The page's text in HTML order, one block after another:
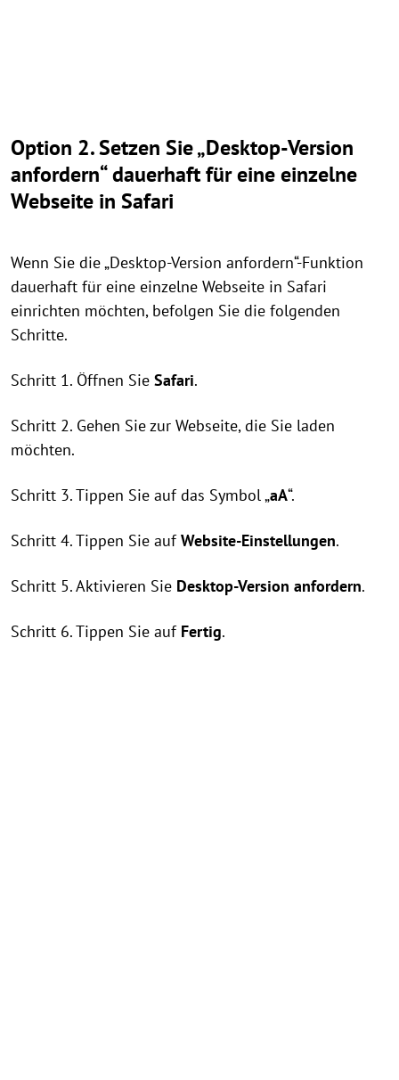
Option 2. Setzen Sie „Desktop-Version
anfordern“ dauerhaft für eine einzelne
Webseite in Safari
Wenn Sie die „Desktop-Version anfordern“-Funktion
dauerhaft für eine einzelne Webseite in Safari
einrichten möchten, befolgen Sie die folgenden
Schritte.
Schritt 1. Öffnen Sie Safari.
Schritt 2. Gehen Sie zur Webseite, die Sie laden
möchten.
Schritt 3. Tippen Sie auf das Symbol „aA“.
Schritt 4. Tippen Sie aufWebsite-Einstellungen.
Schritt 5. Aktivieren Sie Desktop-Version anfordern.
Schritt 6. Tippen Sie auf Fertig.